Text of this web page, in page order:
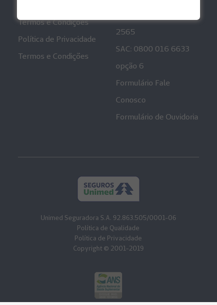
Termos e Condições
Política de Privacidade
Termos e Condições
2565
SAC: 0800 016 6633
opção 6
Formulário Fale
Conosco
Formulário de Ouvidoria
Unimed Seguradora S.A. 92.863.505/0001-06
Política de Qualidade
Política de Privacidade
Copyright © 2001-2019